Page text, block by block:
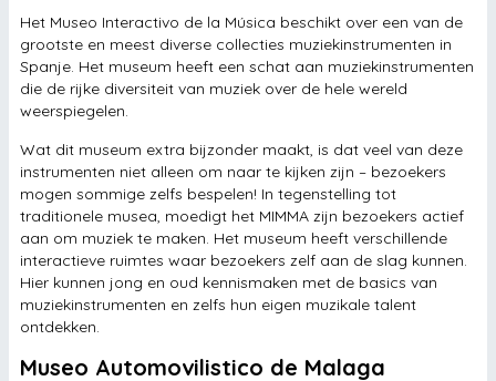
Het Museo Interactivo de la Música beschikt over een van de
grootste en meest diverse collecties muziekinstrumenten in
Spanje. Het museum heeft een schat aan muziekinstrumenten
die de rijke diversiteit van muziek over de hele wereld
weerspiegelen.
Wat dit museum extra bijzonder maakt, is dat veel van deze
instrumenten niet alleen om naar te kijken zijn – bezoekers
mogen sommige zelfs bespelen! In tegenstelling tot
traditionele musea, moedigt het MIMMA zijn bezoekers actief
aan om muziek te maken. Het museum heeft verschillende
interactieve ruimtes waar bezoekers zelf aan de slag kunnen.
Hier kunnen jong en oud kennismaken met de basics van
muziekinstrumenten en zelfs hun eigen muzikale talent
ontdekken.
Museo Automovilistico de Malaga